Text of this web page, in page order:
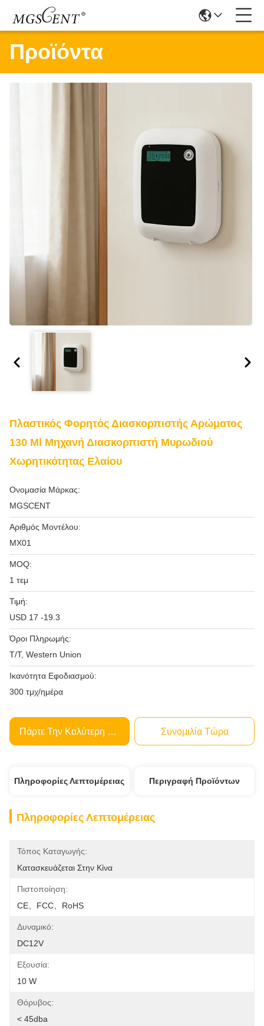
Προϊόντα
Πλαστικός Φορητός Διασκορπιστής Αρώματος
130 Ml Μηχανή Διασκορπιστή Μυρωδιού
Χωρητικότητας Ελαίου
Ονομασία Μάρκας:
MGSCENT
Αριθμός Μοντέλου:
ΜΧ01
MOQ:
1 τεμ
Τιμή:
USD 17 -19.3
Όροι Πληρωμής:
T/T, Western Union
Ικανότητα Εφοδιασμού:
300 τμχ/ημέρα
Πάρτε Την Καλύτερη Τιμή Συνομιλία Τώρα
Πληροφορίες Λεπτομέρειας Περιγραφή Προϊόντων
Πληροφορίες Λεπτομέρειας
Τόπος Καταγωγής:
Κατασκευάζεται Στην Κίνα
Πιστοποίηση:
CE、FCC、RoHS
Δυναμικό:
DC12V
Εξουσία:
10 W
Θόρυβος:
< 45dba